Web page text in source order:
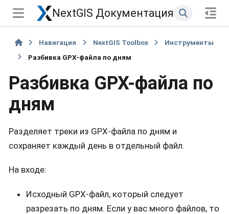
NextGIS Документация
Навигация NextGIS Toolbox
Инструменты
Разбивка GPX-файла по дням
Разбивка GPX-файла по
дням
Разделяет треки из GPX-файла по дням и
сохраняет каждый день в отдельный файл.
На входе:
Исходный GPX-файл, который следует
разрезать по дням. Если у вас много файлов, то